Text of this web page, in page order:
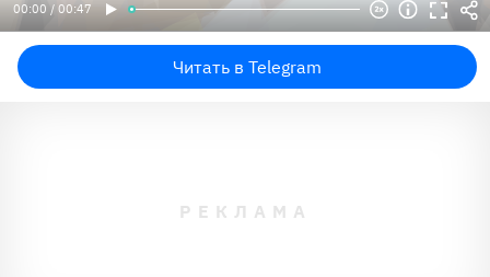
00:00 / 00:47
Читать в Telegram